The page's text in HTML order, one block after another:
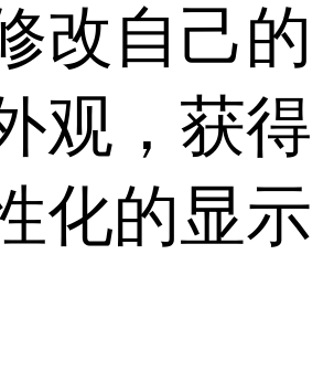
改自己的
观，获得
化的显示